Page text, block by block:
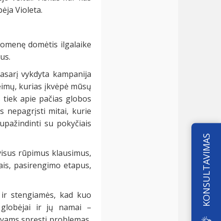
Violeta.
domėtis ilgalaike
vykdyta kampanija
kurias įkvėpė mūsų
tiek apie pačias globos
nepagrįsti mitai, kurie
su pokyčiais
rūpimus klausimus,
pasirengimo etapus,
stengiamės, kad kuo
globėjai ir jų namai –
KONSULTAVIMAS